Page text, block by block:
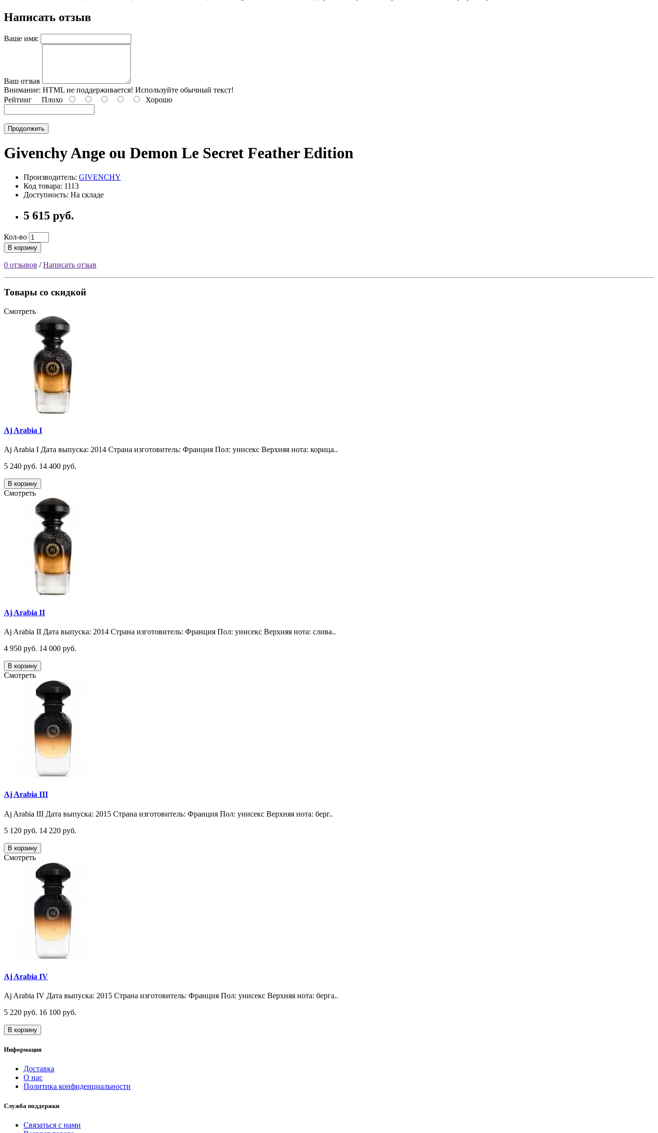
Написать отзыв
Ваше имя:
Ваш отзыв
Внимание: HTML не поддерживается! Используйте обычный текст!
Рейтинг Плохо Хорошо
Продолжить
Givenchy Ange ou Demon Le Secret Feather Edition
Производитель: GIVENCHY
Код товара: 1113
Доступность: На складе
5 615 руб.
Кол-во
В корзину
0 отзывов /Написать отзыв
Товары со скидкой
Смотреть
Aj Arabia I
Aj Arabia I Дата выпуска: 2014 Страна изготовитель: Франция Пол: унисекс Верхняя нота: корица..
5 240 руб. 14 400 руб.
В корзину
Смотреть
Aj Arabia II
Aj Arabia II Дата выпуска: 2014 Страна изготовитель: Франция Пол: унисекс Верхняя нота: слива..
4 950 руб. 14 000 руб.
В корзину
Смотреть
Aj Arabia III
Aj Arabia III Дата выпуска: 2015 Страна изготовитель: Франция Пол: унисекс Верхняя нота: берг..
5 120 руб. 14 220 руб.
В корзину
Смотреть
Aj Arabia IV
Aj Arabia IV Дата выпуска: 2015 Страна изготовитель: Франция Пол: унисекс Верхняя нота: берга..
5 220 руб. 16 100 руб.
В корзину
Информация
Доставка
О нас
Политика конфиденциальности
Служба поддержки
Связаться с нами